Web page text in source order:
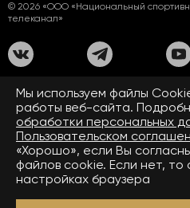
© 2026 «ООО «Национальный
телеканал»
На сайте применяются
Правилах применения
Средство массовой информации сетевое
зарегистрировано Федеральной службой по
информационных технологий и массовых
Свидетельство о регистрации средства
от 28.02.2018. Название — www.matchtv.ru.
Учредитель (соучредители) СМИ сетевого
«Национальный спортивный телеканал»,
Мы используем файлы
работы веб-сайта.
обработки персональных
Пользовательском
«Хорошо», если Вы
файлов cookie. Если нет,
настройках браузера